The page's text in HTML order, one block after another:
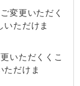
変更いただく
いただけま
いただくくこ
ただけま